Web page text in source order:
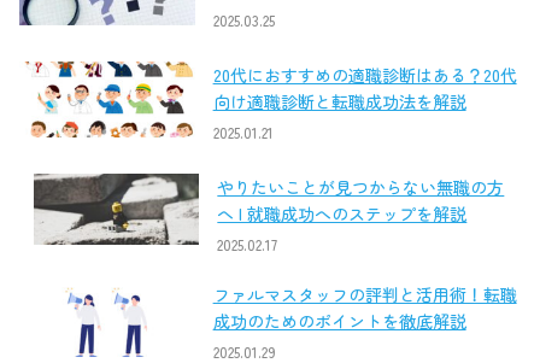
2025.03.25
20代におすすめの適職診断はある？20代
向け適職診断と転職成功法を解説
2025.01.21
やりたいことが見つからない無職の方
へ | 就職成功へのステップを解説
2025.02.17
ファルマスタッフの評判と活用術！転職
成功のためのポイントを徹底解説
2025.01.29